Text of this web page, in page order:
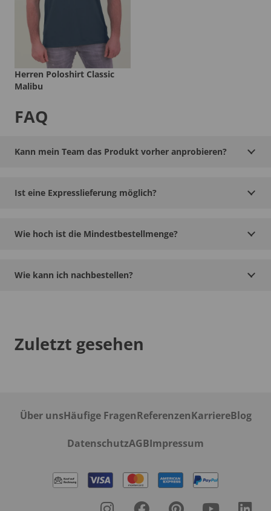
Herren Poloshirt Classic
Malibu
FAQ
Kann mein Team das Produkt vorher anprobieren?
Ist eine Expresslieferung möglich?
Wie hoch ist die Mindestbestellmenge?
Wie kann ich nachbestellen?
Zuletzt gesehen
Über unsHäufige FragenReferenzenKarriereBlog
DatenschutzAGBImpressum